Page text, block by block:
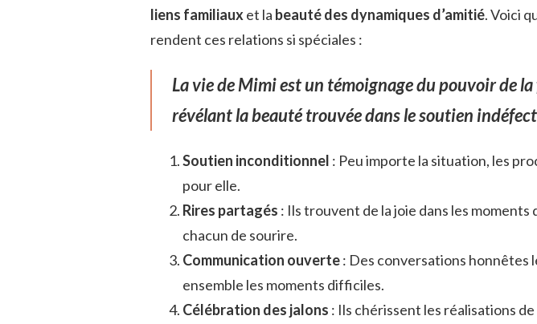
liens familiaux et la beauté des dynamiques d’amitié. Voici
rendent ces relations si spéciales :
La vie de Mimi est un témoignage du pouvoir de
révélant la beauté trouvée dans le soutien
Soutien inconditionnel : Peu importe la situation, les
pour elle.
Rires partagés : Ils trouvent de la joie dans les
chacun de sourire.
Communication ouverte: Des conversations honnêtes
ensemble les moments difficiles.
Célébration des jalons : Ils chérissent les réalisations